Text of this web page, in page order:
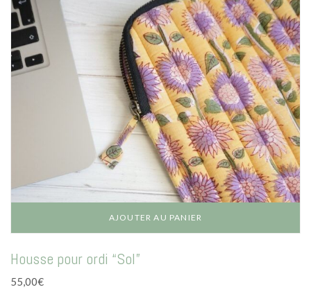
choisies
sur
la
page
du
produit
AJOUTER AU PANIER
Housse pour ordi “Sol”
55,00€